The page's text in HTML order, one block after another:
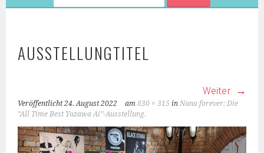
nach:
AUSSTELLUNGTITEL
Weiter
Veröffentlicht24. August 2022 am830 × 315 inNana forever: Die
“All Time Best Yazawa Ai”-Ausstellung.